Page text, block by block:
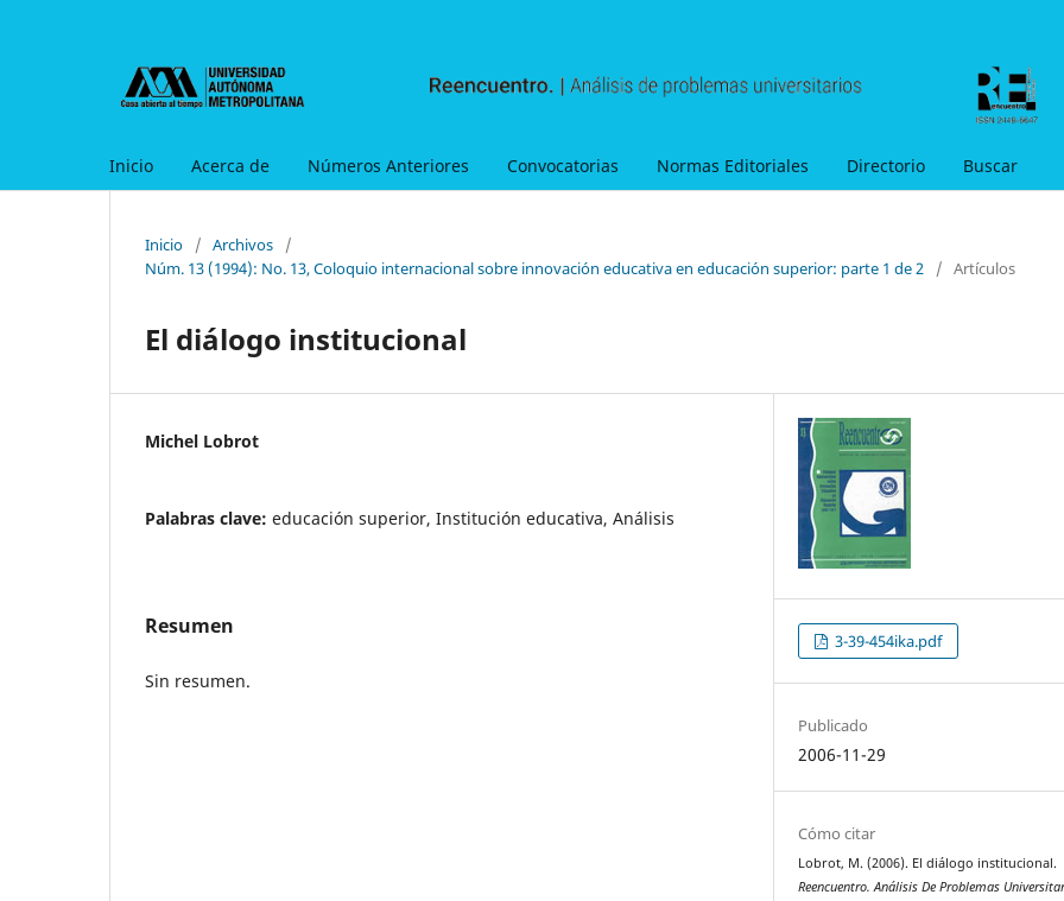
Inicio Acerca de Números Anteriores Convocatorias Normas Editoriales Directorio Buscar
Inicio / Archivos
/
Núm. 13 (1994): No. 13, Coloquio internacional sobre innovación educativa en educación superior: parte 1 de 2
/ Artículos
El diálogo institucional
Michel Lobrot
Palabras clave: educación superior, Institución educativa, Análisis
Resumen
Sin resumen.
3-39-454ika.pdf
Publicado
2006-11-29
Cómo citar
Lobrot, M. (2006). El diálogo institucional.
Reencuentro. Análisis De Problemas